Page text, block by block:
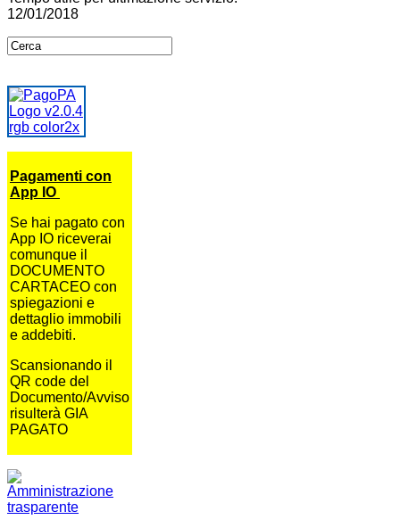
12/01/2018
Pagamenti con
App IO
Se hai pagato con
App IO riceverai
comunque il
DOCUMENTO
CARTACEO con
spiegazioni e
dettaglio immobili
e addebiti.
Scansionando il
QR code del
Documento/Avviso
risulterà GIA
PAGATO